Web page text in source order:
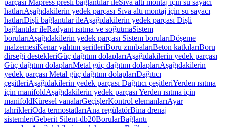
parçası Mapress presli bağlantılar ileSıva altı montaj için su sayacı
hatlarıAşağıdakilerin yedek parçası Sıva altı montaj için su sayacı
hatlarıDişli bağlantılar ileAşağıdakilerin yedek parçası Dişli
bağlantılar ileRadyant ısıtma ve soğutmaSistem
borularıAşağıdakilerin yedek parçası Sistem borularıDöşeme
malzemesiKenar yalıtım şeritleriBoru zımbalarıBeton katkılarıBoru
dirseği destekleriGüç dağıtım dolaplarıAşağıdakilerin yedek parçası
Güç dağıtım dolaplarıMetal güç dağıtım dolaplarıAşağıdakilerin
yedek parçası Metal güç dağıtım dolaplarıDağıtıcı
çeşitleriAşağıdakilerin yedek parçası Dağıtıcı çeşitleriYerden ısıtma
için manifoldAşağıdakilerin yedek parçası Yerden ısıtma için
manifoldKüresel vanalarGeçişlerKontrol elemanlarıAyar
tahrikleriOda termostatlarıAna regülatörBina drenaj
sistemleriGeberit Silent-db20BorularBağlantı